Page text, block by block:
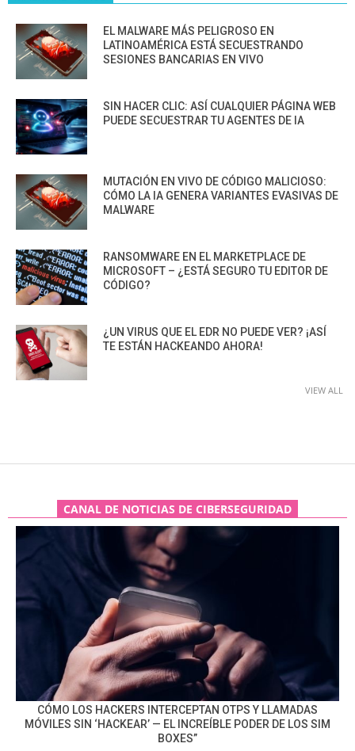
EL MALWARE MÁS PELIGROSO EN
LATINOAMÉRICA ESTÁ SECUESTRANDO
SESIONES BANCARIAS EN VIVO
SIN HACER CLIC: ASÍ CUALQUIER PÁGINA WEB
PUEDE SECUESTRAR TU AGENTES DE IA
MUTACIÓN EN VIVO DE CÓDIGO MALICIOSO:
CÓMO LA IA GENERA VARIANTES EVASIVAS DE
MALWARE
RANSOMWARE EN EL MARKETPLACE DE
MICROSOFT – ¿ESTÁ SEGURO TU EDITOR DE
CÓDIGO?
¿UN VIRUS QUE EL EDR NO PUEDE VER? ¡ASÍ
TE ESTÁN HACKEANDO AHORA!
VIEW ALL
CANAL DE NOTICIAS DE CIBERSEGURIDAD
CÓMO LOS HACKERS INTERCEPTAN OTPS Y LLAMADAS
MÓVILES SIN ‘HACKEAR’ — EL INCREÍBLE PODER DE LOS SIM
BOXES”